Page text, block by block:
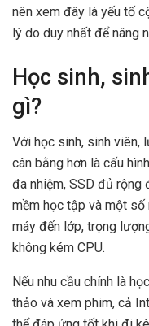
nên xem đây là yếu tố
lý do duy nhất để nâng
Học sinh,
gì?
Với học sinh, sinh viên,
cân bằng hơn là cấu
đa nhiệm, SSD đủ rộng
mềm học tập và một
máy đến lớp, trọng
không kém CPU.
Nếu nhu cầu chính là
thảo và xem phim, cả